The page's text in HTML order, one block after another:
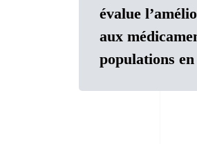
évalue
aux
populations